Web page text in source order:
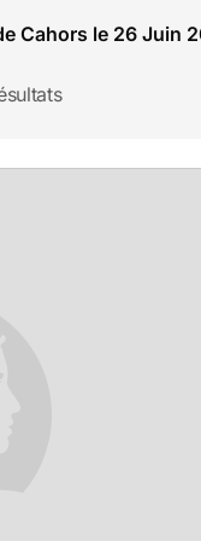
Cahors le 26 Juin